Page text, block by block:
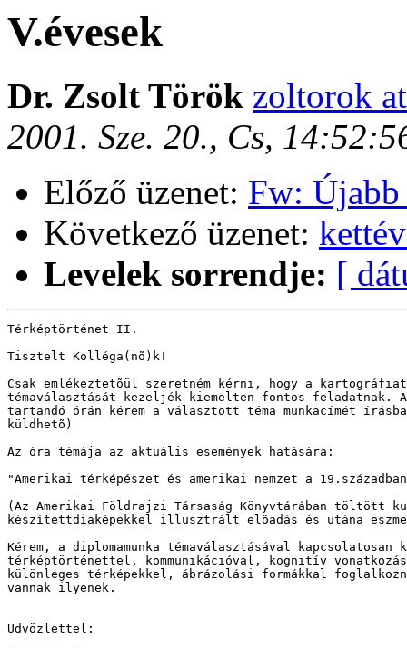
V.évesek
Dr. Zsolt Török zoltorok
2001. Sze. 20., Cs,
Előző üzenet: Fw:
Következő üzenet:
Levelek sorrendje: [
Térképtörténet II.
Tisztelt Kolléga(nõ)k!
Csak emlékeztetõül szeretném kérni, hogy a
témaválasztását kezeljék kiemelten fontos feladatnak. A
tartandó órán kérem a választott téma munkacímét
küldhetõ)
Az óra témája az aktuális események hatására:
"Amerikai térképészet és amerikai nemzet a
(Az Amerikai Földrajzi Társaság Könyvtárában töltött
készítettdiaképekkel illusztrált elõadás és utána
Kérem, a diplomamunka témaválasztásával kapcsolatosan
térképtörténettel, kommunikációval, kognitív
különleges térképekkel, ábrázolási formákkal
vannak ilyenek.
Üdvözlettel: